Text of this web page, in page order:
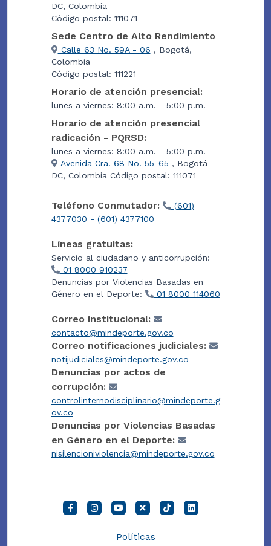
DC, Colombia
Código postal: 111071
Sede Centro de Alto Rendimiento
Calle 63 No. 59A - 06 , Bogotá,
Colombia
Código postal: 111221
Horario de atención presencial:
lunes a viernes: 8:00 a.m. - 5:00 p.m.
Horario de atención presencial
radicación - PQRSD:
lunes a viernes: 8:00 a.m. - 5:00 p.m.
Avenida Cra. 68 No. 55-65 , Bogotá
DC, Colombia Código postal: 111071
Teléfono Conmutador:
(601)
4377030 - (601) 4377100
Líneas gratuitas:
Servicio al ciudadano y anticorrupción:
01 8000 910237
Denuncias por Violencias Basadas en
Género en el Deporte:
01 8000 114060
Correo institucional:
contacto@mindeporte.gov.co
Correo notificaciones judiciales:
notijudiciales@mindeporte.gov.co
Denuncias por actos de
corrupción:
controlinternodisciplinario@mindeporte.g
ov.co
Denuncias por Violencias Basadas
en Género en el Deporte:
nisilencioniviolencia@mindeporte.gov.co
Políticas